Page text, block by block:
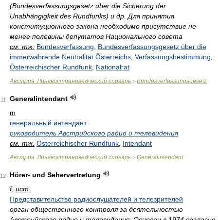
(Bundesverfassungsgesetz über die Sicherung der
Unabhängigkeit des Rundfunks) и др. Для принятия
конституционного закона необходимо присутствие не
менее половины депутатов Национального совета
см. тж. Bundesverfassung
Bundesverfassungsgesetz über die
immerwährende Neutralität Österreichs Verfassungsbestimmung
Österreichischer Rundfunk Nationalrat
Австрия. Лингвострановедческий словарь > Bundesverfassungsgesetz
11
Generalintendant
m
генеральный интендант
руководитель Австрийского радио и телевидения
см. тж. Österreichischer Rundfunk Intendant
Австрия. Лингвострановедческий словарь > Generalintendant
12
Hörer- und Sehervertretung
f, ист.
Представительство радиослушателей и телезрителей
орган общественного контроля за деятельностью